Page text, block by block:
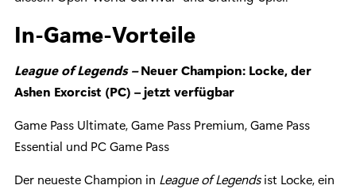
In-Game-Vorteile
League of Legends –Neuer Champion: Locke, der
Ashen Exorcist (PC) – jetzt verfügbar
Game Pass Ultimate, Game Pass Premium, Game Pass
Essential und PC Game Pass
Der neueste Champion in League of Legendsist Locke, ein